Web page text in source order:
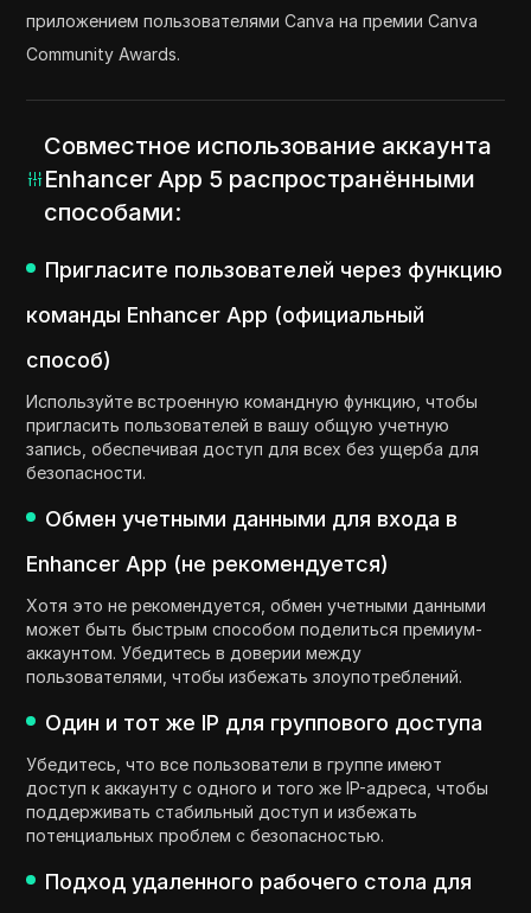
приложением пользователями Canva на премии Canva
Community Awards.
Совместное использование аккаунта
Enhancer App 5 распространёнными
способами:
Пригласите пользователей через функцию
команды Enhancer App (официальный
способ)
Используйте встроенную командную функцию, чтобы
пригласить пользователей в вашу общую учетную
запись, обеспечивая доступ для всех без ущерба для
безопасности.
Обмен учетными данными для входа в
Enhancer App (не рекомендуется)
Хотя это не рекомендуется, обмен учетными данными
может быть быстрым способом поделиться премиум-
аккаунтом. Убедитесь в доверии между
пользователями, чтобы избежать злоупотреблений.
Один и тот же IP для группового доступа
Убедитесь, что все пользователи в группе имеют
доступ к аккаунту с одного и того же IP-адреса, чтобы
поддерживать стабильный доступ и избежать
потенциальных проблем с безопасностью.
Подход удаленного рабочего стола для